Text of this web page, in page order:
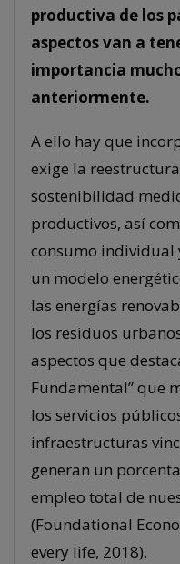
productiva de los
aspectos van a
importancia
anteriormente.
A ello hay que
exige la
sostenibilidad
productivos, así
consumo individual
un modelo
las energías
los residuos
aspectos que
Fundamental” que
los servicios
infraestructuras
generan un
empleo total de
(Foundational
every life, 2018).